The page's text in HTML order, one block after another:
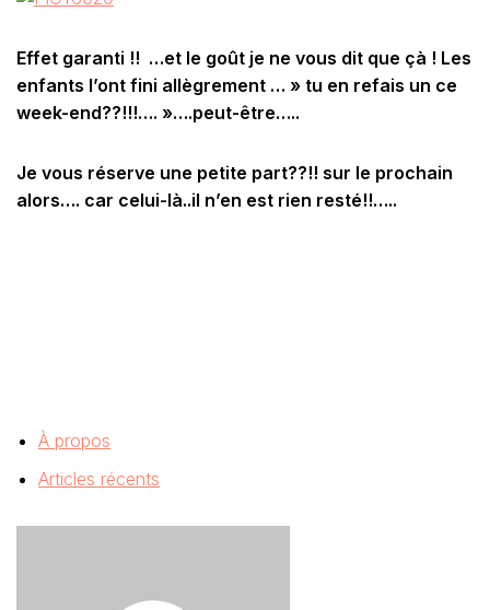
Effet garanti !! …et le goût je ne vous dit que çà ! Les
enfants l’ont fini allègrement … » tu en refais un ce
week-end??!!!…. »….peut-être…..
Je vous réserve une petite part??!! sur le prochain
alors…. car celui-là..il n’en est rien resté!!…..
À propos
Articles récents